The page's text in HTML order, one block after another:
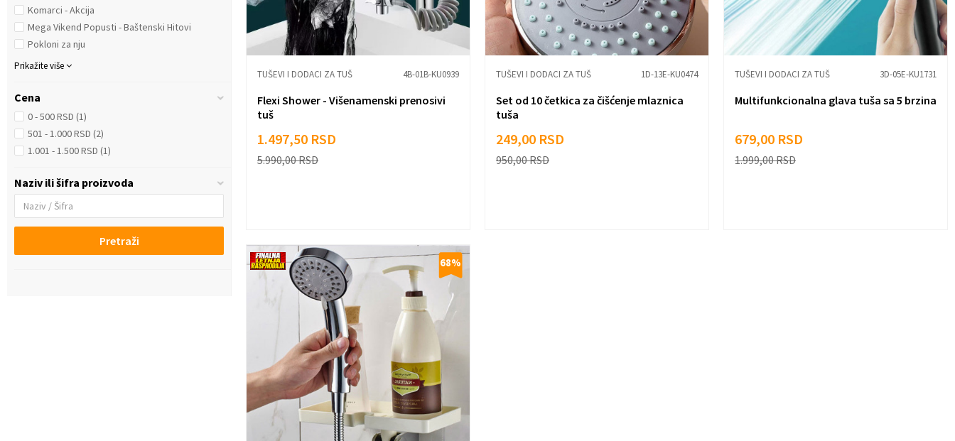
Komarci - Akcija
Mega Vikend Popusti - Baštenski Hitovi
Pokloni za nju
Prikažite više
Cena
0 - 500 RSD (1)
501 - 1.000 RSD (2)
1.001 - 1.500 RSD (1)
Naziv ili šifra proizvoda
Pretraži
TUŠEVI I DODACI ZA TUŠ 4B-01B-KU0939
Flexi Shower - Višenamenski prenosivi
tuš
1.497,50 RSD
5.990,00RSD
TUŠEVI I DODACI ZA TUŠ 1D-13E-KU0474
Set od 10 četkica za čišćenje mlaznica
tuša
249,00 RSD
950,00RSD
TUŠEVI I DODACI ZA TUŠ 3D-05E-KU1731
Multifunkcionalna glava tuša sa 5 brzina
679,00 RSD
1.999,00RSD
68%